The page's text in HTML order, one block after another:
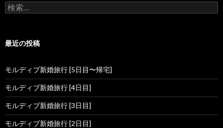
検索:
最近の投稿
モルディブ新婚旅行 [5日目〜帰宅]
モルディブ新婚旅行 [4日目]
モルディブ新婚旅行 [3日目]
モルディブ新婚旅行 [2日目]